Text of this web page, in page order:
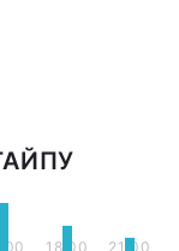
18:00 21:00